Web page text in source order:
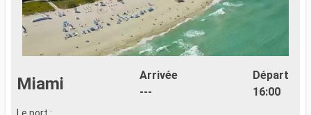
Miami
Arrivée
---
Départ
16:00